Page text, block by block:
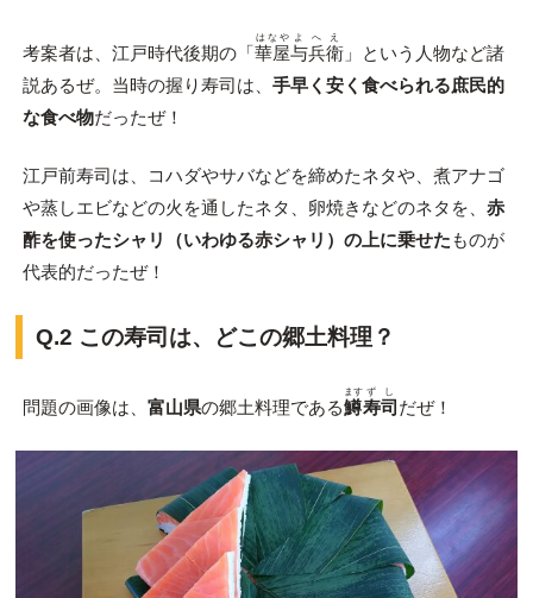
考案者は、江戸時代後期の「華屋
はなや
与兵衛
よへえ
」という人物など諸
説あるぜ。当時の握り寿司は、 手早く安く食べられる庶民的
な食べ物だったぜ！
江戸前寿司は、コハダやサバなどを締めたネタや、煮アナゴ
や蒸しエビなどの火を通したネタ、卵焼きなどのネタを、 赤
酢を使ったシャリ（いわゆる赤シャリ）の上に乗せた ものが
代表的だったぜ！
Q.2 この寿司は、どこの郷土料理？
問題の画像は、 富山県の郷土料理である鱒
ます
寿司
ずし
だぜ！